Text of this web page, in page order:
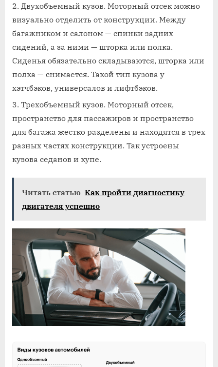
Двухобъемный кузов. Моторный отсек можно
визуально отделить от конструкции. Между
багажником и салоном — спинки задних
сидений, а за ними — шторка или полка.
Сиденья обязательно складываются, шторка или
полка — снимается. Такой тип кузова у
хэтчбэков, универсалов и лифтбэков.
Трехобъемный кузов. Моторный отсек,
пространство для пассажиров и пространство
для багажа жестко разделены и находятся в трех
разных частях конструкции. Так устроены
кузова седанов и купе.
Читать статью Как пройти диагностику
двигателя успешно